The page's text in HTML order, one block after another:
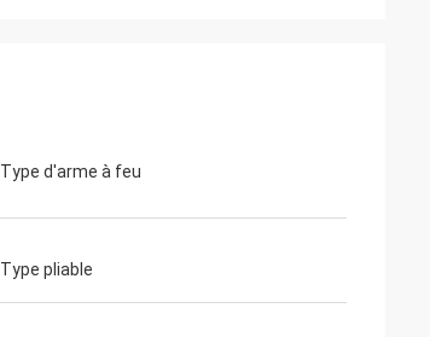
Type d'arme à feu
Type pliable